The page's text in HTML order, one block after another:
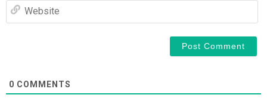
0 COMMENTS